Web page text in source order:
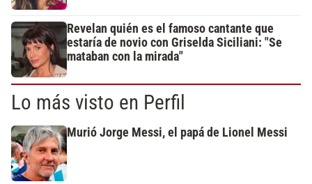
Revelan quién es el famoso cantante que
estaría de novio con Griselda Siciliani: "Se
mataban con la mirada"
Lo más visto en Perfil
Murió Jorge Messi, el papá de Lionel Messi